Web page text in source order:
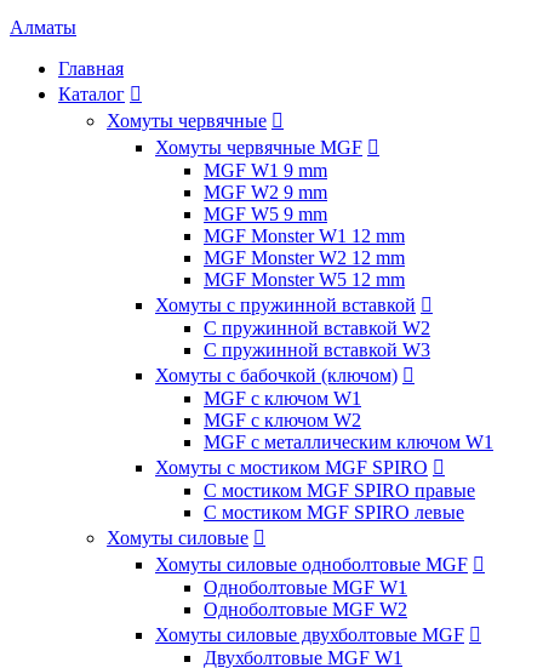
Алматы
Главная
Каталог 
Хомуты червячные 
Хомуты червячные MGF 
MGF W1 9 mm
MGF W2 9 mm
MGF W5 9 mm
MGF Monster W1 12 mm
MGF Monster W2 12 mm
MGF Monster W5 12 mm
Хомуты с пружинной вставкой 
С пружинной вставкой W2
С пружинной вставкой W3
Хомуты с бабочкой (ключом) 
MGF с ключом W1
MGF с ключом W2
MGF с металлическим ключом W1
Хомуты с мостиком MGF SPIRO 
С мостиком MGF SPIRO правые
С мостиком MGF SPIRO левые
Хомуты силовые 
Хомуты силовые одноболтовые MGF 
Одноболтовые MGF W1
Одноболтовые MGF W2
Хомуты силовые двухболтовые MGF 
Двухболтовые MGF W1